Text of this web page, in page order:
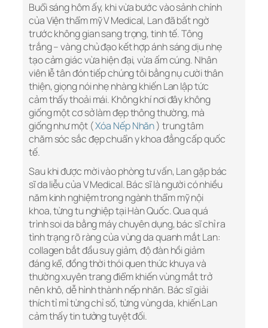
Buổi sáng hôm ấy, khi vừa bước vào sảnh chính
của Viện thẩm mỹ V Medical, Lan đã bất ngờ
trước không gian sang trọng, tinh tế. Tông
trắng – vàng chủ đạo kết hợp ánh sáng dịu nhẹ
tạo cảm giác vừa hiện đại, vừa ấm cúng. Nhân
viên lễ tân đón tiếp chúng tôi bằng nụ cười thân
thiện, giọng nói nhẹ nhàng khiến Lan lập tức
cảm thấy thoải mái. Không khí nơi đây không
giống một cơ sở làm đẹp thông thường, mà
giống như một (Xóa Nếp Nhăn) trung tâm
chăm sóc sắc đẹp chuẩn y khoa đẳng cấp quốc
tế.
Sau khi được mời vào phòng tư vấn, Lan gặp bác
sĩ da liễu của V Medical. Bác sĩ là người có nhiều
năm kinh nghiệm trong ngành thẩm mỹ nội
khoa, từng tu nghiệp tại Hàn Quốc. Qua quá
trình soi da bằng máy chuyên dụng, bác sĩ chỉ ra
tình trạng rõ ràng của vùng da quanh mắt Lan:
collagen bắt đầu suy giảm, độ đàn hồi giảm
đáng kể, đồng thời thói quen thức khuya và
thường xuyên trang điểm khiến vùng mắt trở
nên khô, dễ hình thành nếp nhăn. Bác sĩ giải
thích tỉ mỉ từng chỉ số, từng vùng da, khiến Lan
cảm thấy tin tưởng tuyệt đối.